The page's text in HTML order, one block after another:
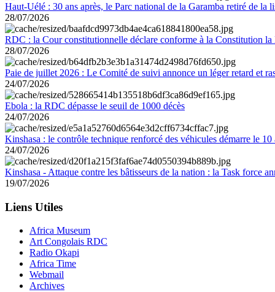
Haut-Uélé : 30 ans après, le Parc national de la Garamba retiré de la
28/07/2026
RDC : la Cour constitutionnelle déclare conforme à la Constitution la
28/07/2026
Paie de juillet 2026 : Le Comité de suivi annonce un léger retard et
24/07/2026
Ebola : la RDC dépasse le seuil de 1000 décès
24/07/2026
Kinshasa : le contrôle technique renforcé des véhicules démarre le 10
24/07/2026
Kinshasa - Attaque contre les bâtisseurs de la nation : la Task force
19/07/2026
Liens Utiles
Africa Museum
Art Congolais RDC
Radio Okapi
Africa Time
Webmail
Archives